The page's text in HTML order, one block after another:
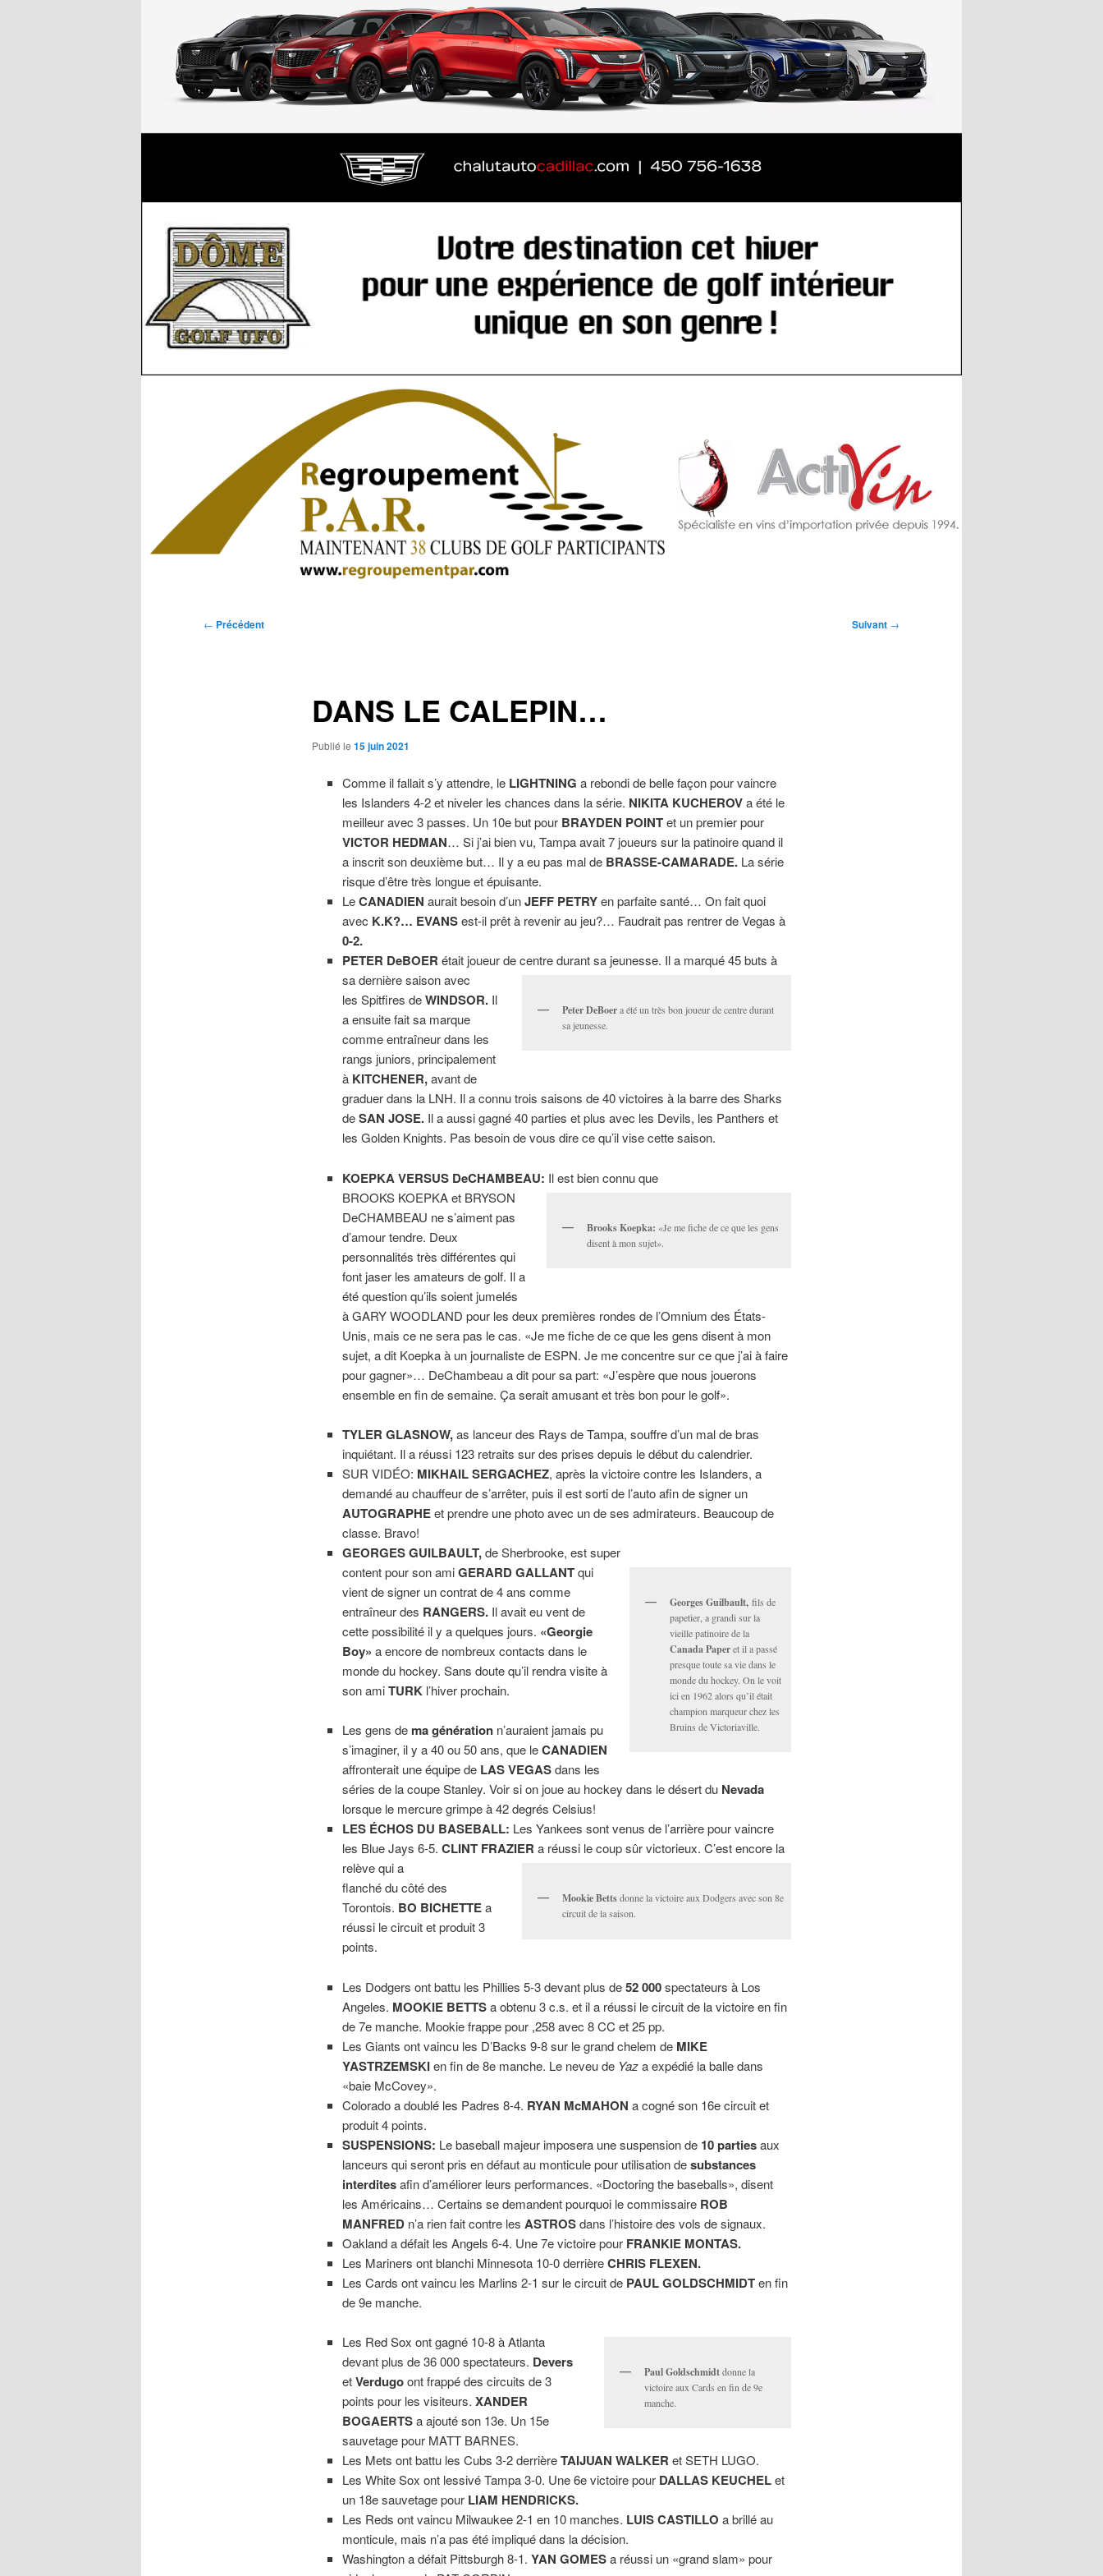
Navigation
← Précédent Suivant →
DANS LE CALEPIN…
Publié le 15 juin 2021
Comme il fallait s’y attendre, le LIGHTNING a rebondi de belle façon pour vaincre
les Islanders 4-2 et niveler les chances dans la série. NIKITA KUCHEROVa été le
meilleur avec 3 passes. Un 10e but pour BRAYDEN POINTet un premier pour
VICTOR HEDMAN… Si j’ai bien vu, Tampa avait 7 joueurs sur la patinoire quand il
a inscrit son deuxième but… Il y a eu pas mal de BRASSE-CAMARADE. La série
risque d’être très longue et épuisante.
LeCANADIEN aurait besoin d’unJEFF PETRYen parfaite santé… On fait quoi
avec K.K?… EVANSest-il prêt à revenir au jeu?… Faudrait pas rentrer de Vegas à
0-2.
PETER DeBOER était joueur de centre durant sa jeunesse. Il a marqué 45 buts à
sa dernière saison avec
Peter DeBoera été un très bon joueur de centre durant
sa jeunesse.
les Spitfires deWINDSOR. Il
a ensuite fait sa marque
comme entraîneur dans les
rangs juniors, principalement
à KITCHENER,avant de
graduer dans la LNH. Il a connu trois saisons de 40 victoires à la barre des Sharks
deSAN JOSE. Il a aussi gagné 40 parties et plus avec les Devils, les Panthers et
les Golden Knights. Pas besoin de vous dire ce qu’il vise cette saison.
KOEPKA VERSUS DeCHAMBEAU: Il est bien connu que
Brooks Koepka: «Je me fiche de ce que les gens
disent à mon sujet».
BROOKS KOEPKA et BRYSON
DeCHAMBEAU ne s’aiment pas
d’amour tendre. Deux
personnalités très différentes qui
font jaser les amateurs de golf. Il a
été question qu’ils soient jumelés
à GARY WOODLAND pour les deux premières rondes de l’Omnium des États-
Unis, mais ce ne sera pas le cas. «Je me fiche de ce que les gens disent à mon
sujet, a dit Koepka à un journaliste de ESPN. Je me concentre sur ce que j’ai à faire
pour gagner»… DeChambeau a dit pour sa part: «J’espère que nous jouerons
ensemble en fin de semaine. Ça serait amusant et très bon pour le golf».
TYLER GLASNOW,as lanceur des Rays de Tampa, souffre d’un mal de bras
inquiétant. Il a réussi 123 retraits sur des prises depuis le début du calendrier.
SUR VIDÉO: MIKHAIL SERGACHEZ, après la victoire contre les Islanders, a
demandé au chauffeur de s’arrêter, puis il est sorti de l’auto afin de signer un
AUTOGRAPHEet prendre une photo avec un de ses admirateurs. Beaucoup de
classe. Bravo!
GEORGES GUILBAULT,de Sherbrooke, est super
Georges Guilbault,fils de
papetier, a grandi sur la
vieille patinoire de la
Canada Paperet il a passé
presque toute sa vie dans le
monde du hockey. On le voit
ici en 1962 alors qu’il était
champion marqueur chez les
Bruins de Victoriaville.
content pour son amiGERARD GALLANTqui
vient de signer un contrat de 4 ans comme
entraîneur des RANGERS. Il avait eu vent de
cette possibilité il y a quelques jours. «Georgie
Boy» a encore de nombreux contacts dans le
monde du hockey. Sans doute qu’il rendra visite à
son amiTURK l’hiver prochain.
Les gens de ma génération n’auraient jamais pu
s’imaginer, il y a 40 ou 50 ans, que leCANADIEN
affronterait une équipe de LAS VEGASdans les
séries de la coupe Stanley. Voir si on joue au hockey dans le désert du Nevada
lorsque le mercure grimpe à 42 degrés Celsius!
LES ÉCHOS DU BASEBALL: Les Yankees sont venus de l’arrière pour vaincre
les Blue Jays 6-5.CLINT FRAZIER a réussi le coup sûr victorieux. C’est encore la
relève qui a
Mookie Bettsdonne la victoire aux Dodgers avec son 8e
circuit de la saison.
flanché du côté des
Torontois. BO BICHETTEa
réussi le circuit et produit 3
points.
Les Dodgers ont battu les Phillies 5-3 devant plus de52 000spectateurs à Los
Angeles. MOOKIE BETTSa obtenu 3 c.s. et il a réussi le circuit de la victoire en fin
de 7e manche. Mookie frappe pour ,258 avec 8 CC et 25 pp.
Les Giants ont vaincu les D’Backs 9-8 sur le grand chelem de MIKE
YASTRZEMSKIen fin de 8e manche. Le neveu de Yaza expédié la balle dans
«baie McCovey».
Colorado a doublé les Padres 8-4. RYAN McMAHON a cogné son 16e circuit et
produit 4 points.
SUSPENSIONS: Le baseball majeur imposera une suspension de 10 partiesaux
lanceurs qui seront pris en défaut au monticule pour utilisation desubstances
interditesafin d’améliorer leurs performances. «Doctoring the baseballs», disent
les Américains… Certains se demandent pourquoi le commissaire ROB
MANFRED n’a rien fait contre les ASTROSdans l’histoire des vols de signaux.
Oakland a défait les Angels 6-4. Une 7e victoire pour FRANKIE MONTAS.
Les Mariners ont blanchi Minnesota 10-0 derrièreCHRIS FLEXEN.
Les Cards ont vaincu les Marlins 2-1 sur le circuit de PAUL GOLDSCHMIDTen fin
de 9e manche.
Paul Goldschmidtdonne la
victoire aux Cards en fin de 9e
manche.
Les Red Sox ont gagné 10-8 à Atlanta
devant plus de 36 000 spectateurs. Devers
etVerdugoont frappé des circuits de 3
points pour les visiteurs.XANDER
BOGAERTSa ajouté son 13e. Un 15e
sauvetage pour MATT BARNES.
Les Mets ont battu les Cubs 3-2 derrièreTAIJUAN WALKER et SETH LUGO.
Les White Sox ont lessivé Tampa 3-0. Une 6e victoire pour DALLAS KEUCHELet
un 18e sauvetage pour LIAM HENDRICKS.
Les Reds ont vaincu Milwaukee 2-1 en 10 manches. LUIS CASTILLO a brillé au
monticule, mais n’a pas été impliqué dans la décision.
Washington a défait Pittsburgh 8-1.YAN GOMESa réussi un «grand slam» pour